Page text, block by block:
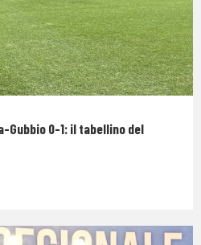
Gubbio 0-1: il tabellino del